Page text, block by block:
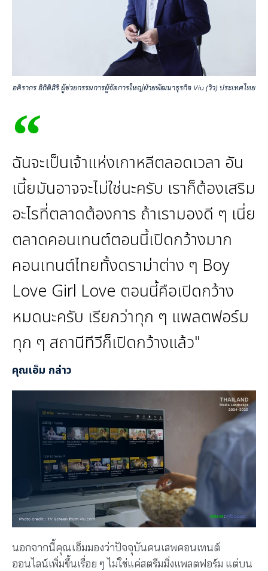
อคิรากร อิกิติสิริ ผู้ช่วยกรรมการผู้จัดการใหญ่ฝ่ายพัฒนาธุรกิจ Viu (วิว) ประเทศไทย
ฉันจะเป็นเจ้าแห่งเกาหลีตลอดเวลา อัน
เนี้ยมันอาจจะไม่ใช่นะครับ เราก็ต้องเสริม
อะไรที่ตลาดต้องการ ถ้าเรามองดี ๆ เนี่ย
ตลาดคอนเทนต์ตอนนี้เปิดกว้างมาก
คอนเทนต์ไทยทั้งดราม่าต่าง ๆ Boy
Love Girl Love ตอนนี้คือเปิดกว้าง
หมดนะครับ เรียกว่าทุก ๆ แพลตฟอร์ม
ทุก ๆ สถานีทีวีก็เปิดกว้างแล้ว"
คุณเอ็ม กล่าว
นอกจากนี้คุณเอ็มมองว่าปัจจุบันคนเสพคอนเทนต์
ออนไลน์เพิ่มขึ้นเรื่อย ๆ ไม่ใช่แค่สตรีมมิ่งแพลตฟอร์ม แต่บน